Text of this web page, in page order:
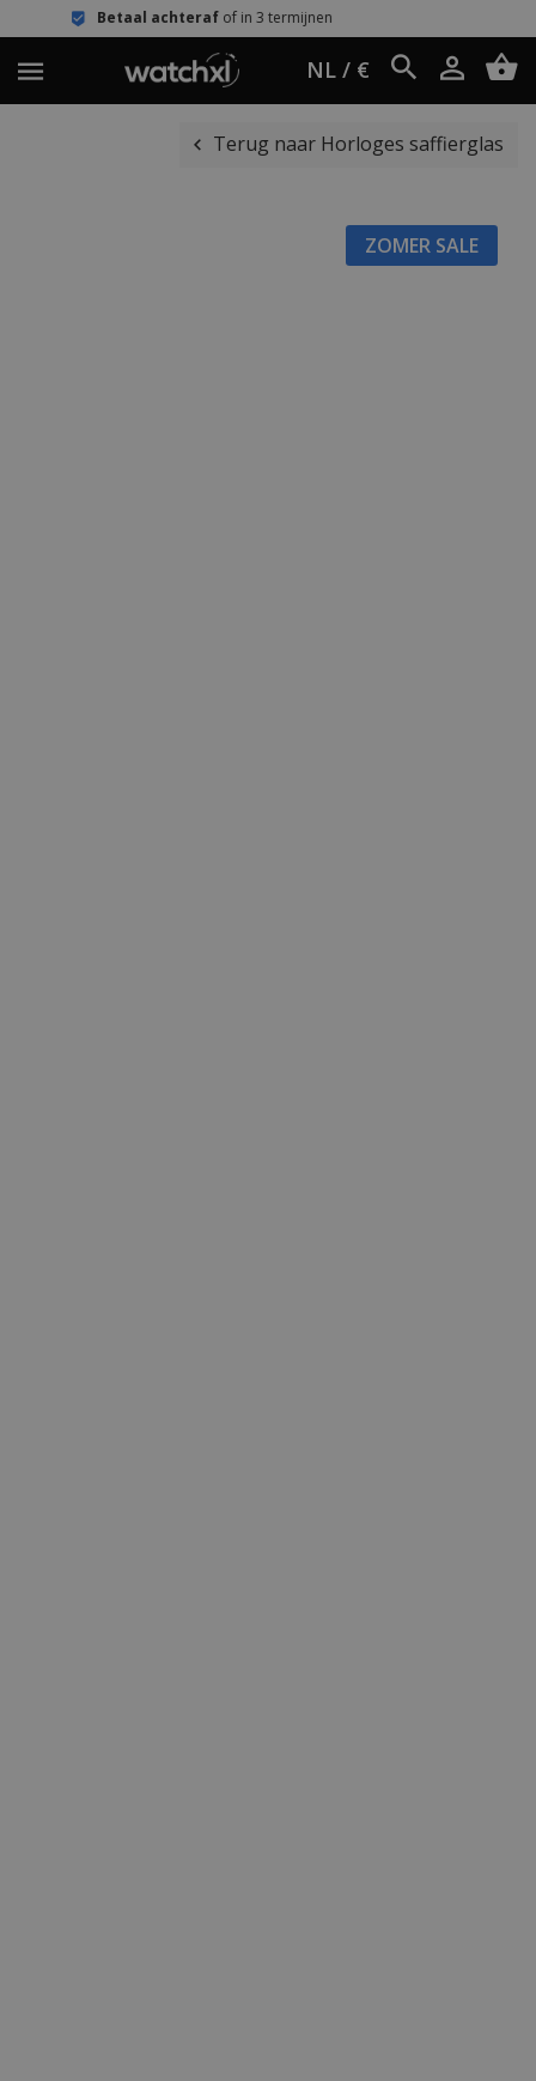
achterafof in 3 termijnen
NL / €
Terug naar Horloges saffierglas
ZOMER SALE